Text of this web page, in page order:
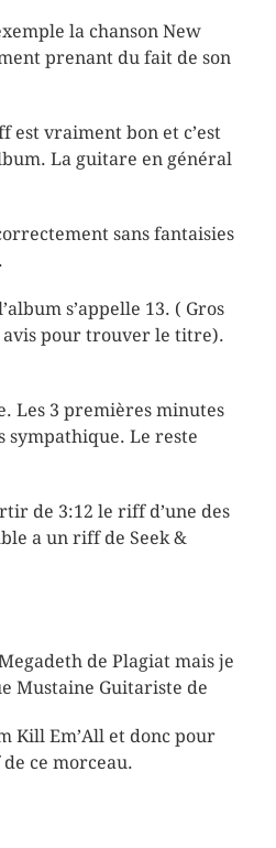
la chanson New
prenant du fait de son
est vraiment bon et c’est
La guitare en général
sans fantaisies
s’appelle 13. ( Gros
pour trouver le titre).
Les 3 premières minutes
sympathique. Le reste
de 3:12 le riff d’une des
a un riff de Seek &
de Plagiat mais je
Mustaine Guitariste de
Kill Em’All et donc pour
ce morceau.